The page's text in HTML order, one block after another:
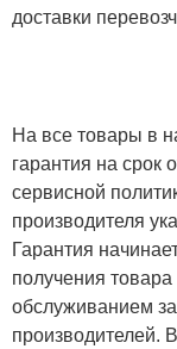
доставки
На все товары в
гарантия на срок
сервисной
производителя
Гарантия
получения
обслуживанием
производителей.